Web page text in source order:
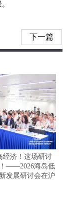
下一篇
经济！这场研讨
——2026海岛低
发展研讨会在沪